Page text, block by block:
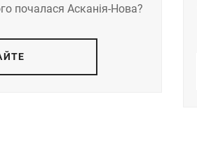
почалася Асканія-Нова?